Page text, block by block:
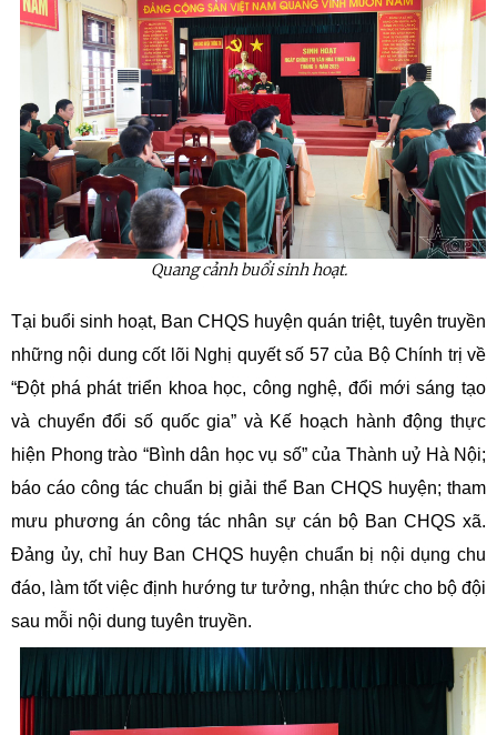
Quang cảnh buổi sinh hoạt.
Tại buổi sinh hoạt, Ban CHQS huyện quán triệt, tuyên truyền
những nội dung cốt lõi Nghị quyết số 57 của Bộ Chính trị về
“Đột phá phát triển khoa học, công nghệ, đổi mới sáng tạo
và chuyển đổi số quốc gia” và Kế hoạch hành động thực
hiện Phong trào “Bình dân học vụ số” của Thành uỷ Hà Nội;
báo cáo công tác chuẩn bị giải thể Ban CHQS huyện; tham
mưu phương án công tác nhân sự cán bộ Ban CHQS xã.
Đảng ủy, chỉ huy Ban CHQS huyện chuẩn bị nội dụng chu
đáo, làm tốt việc định hướng tư tưởng, nhận thức cho bộ đội
sau mỗi nội dung tuyên truyền.